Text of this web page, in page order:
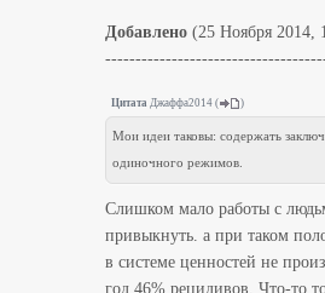
Добавлено (25 Ноября 2014,
Цитата Джаффа2014 ( )
Мои идеи таковы: содержать
одиночного режимов.
Слишком мало работы с
привыкнуть. а при таком
в системе ценностей не
год 46% рецидивов. Что-то